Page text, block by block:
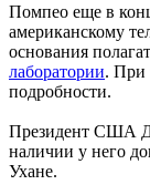
Помпео еще в
американскому
основания
лаборатории. При
подробности.
Президент США
наличии у него
Ухане.